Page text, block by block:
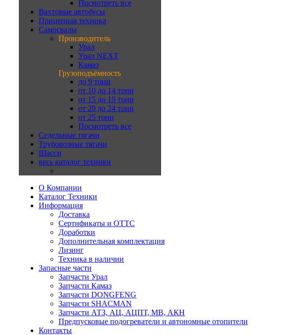
Посмотреть все
Вахтовые автобусы
Прицепная техника
Самосвалы
Производитель
Урал
Урал NEXT
Камаз
Грузоподъёмность
до 9 тонн
от 10 до 14 тонн
от 15 до 19 тонн
от 20 до 24 тонн
от 25 тонн
Посмотреть все
Седельные тягачи
Трубовозные тягачи
Шасси
весь каталог техники
О Компании
Каталог Техники
Информация
Доставка
Сертификаты и ОТТС
Доработки
Дополнительная комплектация
Лизинг
Техника в наличии
Запасные части
Запчасти Урал
Запчасти Камаз
Запчасти DONGFENG
Запчасти SHACMAN
Запчасти АТЗ, АЦ, АЦПТ, МВ, АКН
Предпусковые подогреватели и автономные отопители
Контакты